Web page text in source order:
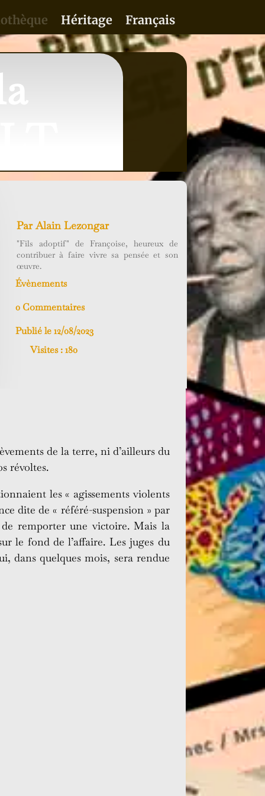
Héritage Français
ParAlain Lezongar
"Fils adoptif" de Françoise, heureux de
contribuer à faire vivre sa pensée et son
œuvre.
Évènements
0 Commentaires
Publié le 12/08/2023
Visites :180
de la terre, ni d’ailleurs du
révoltes.
les « agissements violents
dite de « référé-suspension » par
de remporter une victoire. Mais la
le fond de l’affaire. Les juges du
dans quelques mois, sera rendue